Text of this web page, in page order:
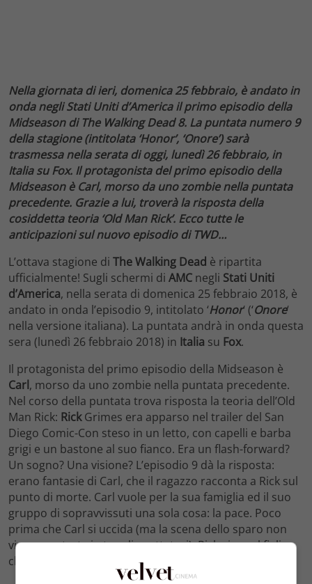
Nella giornata di ieri, domenica 25 febbraio, è andato in
onda negli Stati Uniti d’America il primo episodio della
Midseason di The Walking Dead 8. La puntata numero 9
della stagione (intitolata ‘Honor’, ‘Onore’) sarà
trasmessa nella serata di oggi, lunedì 26 febbraio, in
Italia su Fox. Il protagonista del primo episodio della
Midseason è Carl, morso da uno zombie nella puntata
precedente. Grazie a lui, troverà la risposta della
cosiddetta teoria ‘Old Man Rick’. Ecco tutte le
anticipazioni sul nuovo episodio di TWD…
L’ottava stagione di The Walking Dead è ripartita
ufficialmente! Sugli schermi di AMC negli Stati Uniti
d’America, nella serata di domenica 25 febbraio 2018, è
andato in onda l’episodio 9, intitolato ‘Honor‘ (‘Onore‘
nella versione italiana). La puntata andrà in onda questa
sera (lunedì 26 febbraio 2018) in Italia su Fox.
Il protagonista del primo episodio della Midseason è
Carl, morso da uno zombie nella puntata precedente.
Nel corso della puntata trova risposta la teoria dell’Old
Man Rick: RickGrimes era apparso nel trailer del San
Diego Comic-Con steso in un letto, con capelli e barba
grigi e un bastone al suo fianco. Era un flash-forward?
Un sogno? Una visione? L’episodio 9 dà la risposta:
erano fantasie di Carl, che il ragazzo racconta a Rick sul
punto di morte. Carl vuole per la sua famiglia ed il suo
gruppo di sopravvissuti una sola cosa: la pace. Poco
prima che Carl si uccida (ma la scena dello sparo non
viene mostrata in tv agli spettatori), Rick giura al figlio
che cercherà di rendere reale la sua visione.